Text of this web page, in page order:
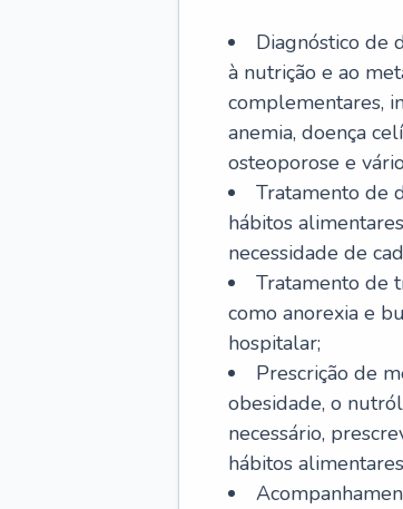
Diagnóstico de
à nutrição e ao
complementares,
anemia, doença
osteoporose e
Tratamento de
hábitos
necessidade de
Tratamento de
como anorexia e
hospitalar;
Prescrição de
obesidade, o
necessário,
hábitos